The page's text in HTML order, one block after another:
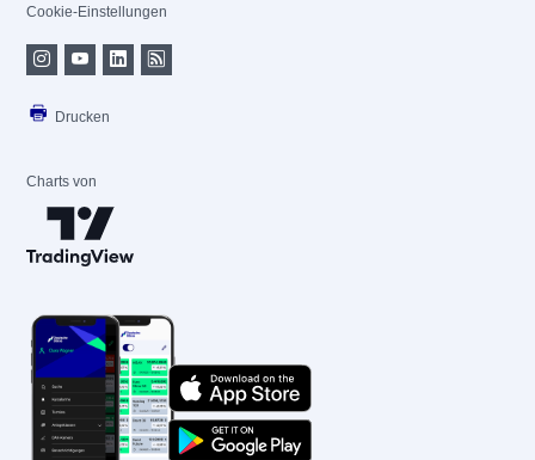
Cookie-Einstellungen
Drucken
Charts von